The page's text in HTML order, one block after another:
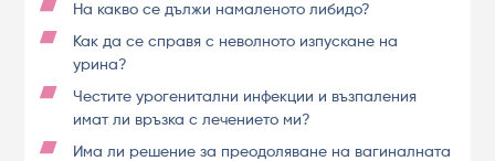
На какво се дължи намаленото либидо?
Как да се справя с неволното изпускане на
урина?
Честите урогенитални инфекции и възпаления
имат ли връзка с лечението ми?
Има ли решение за преодоляване на вагиналната